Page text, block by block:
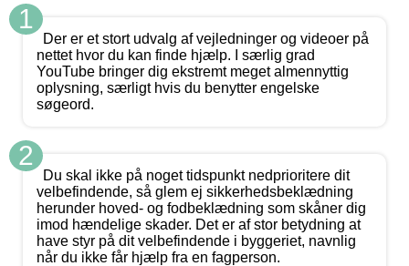
1
Der er et stort udvalg af vejledninger og videoer på
nettet hvor du kan finde hjælp. I særlig grad
YouTube bringer dig ekstremt meget almennyttig
oplysning, særligt hvis du benytter engelske
søgeord.
2
Du skal ikke på noget tidspunkt nedprioritere dit
velbefindende, så glem ej sikkerhedsbeklædning
herunder hoved- og fodbeklædning som skåner dig
imod hændelige skader. Det er af stor betydning at
have styr på dit velbefindende i byggeriet, navnlig
når du ikke får hjælp fra en fagperson.